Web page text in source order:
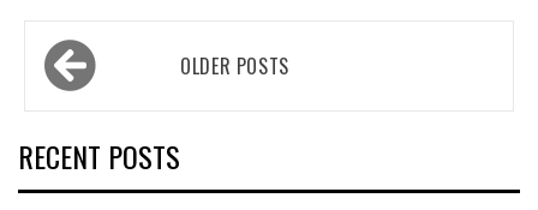
Posts
navigation OLDER POSTS
RECENT POSTS